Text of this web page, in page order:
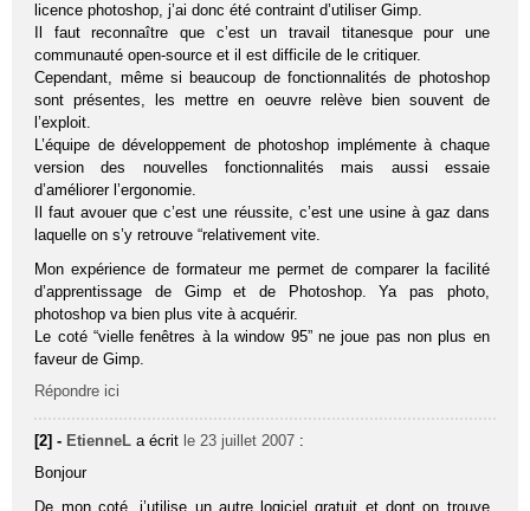
licence photoshop, j’ai donc été contraint d’utiliser Gimp.
Il faut reconnaître que c’est un travail titanesque pour une
communauté open-source et il est difficile de le critiquer.
Cependant, même si beaucoup de fonctionnalités de photoshop
sont présentes, les mettre en oeuvre relève bien souvent de
l’exploit.
L’équipe de développement de photoshop implémente à chaque
version des nouvelles fonctionnalités mais aussi essaie
d’améliorer l’ergonomie.
Il faut avouer que c’est une réussite, c’est une usine à gaz dans
laquelle on s’y retrouve “relativement vite.
Mon expérience de formateur me permet de comparer la facilité
d’apprentissage de Gimp et de Photoshop. Ya pas photo,
photoshop va bien plus vite à acquérir.
Le coté “vielle fenêtres à la window 95” ne joue pas non plus en
faveur de Gimp.
Répondre ici
[2] - EtienneL a écrit le 23 juillet 2007 :
Bonjour
De mon coté, j’utilise un autre logiciel gratuit et dont on trouve